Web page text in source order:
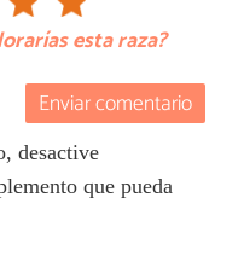
esta raza?
Enviar comentario
desactive
que pueda